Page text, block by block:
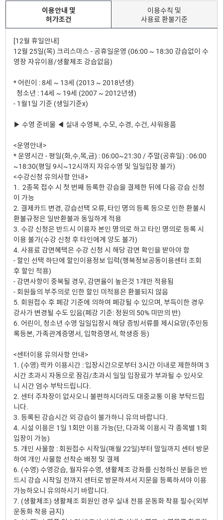
이용안내 및
허가조건
이용수칙 및
사용료 환불기준
[12월 휴일안내]
12월 25일(목) 크리스마스 - 공휴일운영 (06:00 ~ 18:30 강습없이 수
영장 자유이용/생활체조 강습없음)
* 어린이 : 8세 ~ 13세 (2013 ~ 2018년생)
청소년 : 14세 ~ 19세 (2007 ~ 2012년생)
- 1월1일 기준 (생일기준x)
▶ 수영 준비물 ◀ 실내 수영복, 수모, 수경, 수건, 샤워용품
<운영안내>
* 운영시간 - 평일(화,수,목,금) : 06:00~21:30 / 주말(공휴일) : 06:00
~18:30(평일 9시~12시까지 자유수영 및 일일입장 불가)
<수강신청 유의사항 안내>
1. 2종목 접수 시 첫 번째 등록한 강습을 결제한 뒤에 다음 강습 신청
이 가능
2. 결제카드 변경, 강습선택 오류, 타인 명의 등록 등으로 인한 환불시
환불규정은 일반환불과 동일하게 적용
3. 수강 신청은 반드시 이용자 본인 명의로 하고 타인 명의로 등록 시
이용 불가(수강 신청 후 타인에게 양도 불가)
4. 사용료 감면혜택은 수강 신청 시 해당 감면 확인을 받아야 함
- 할인 선택 하단에 할인이용정보 입력(행복정보공동이용센터 조회
후 할인 적용)
- 감면사항이 중복될 경우, 감면율이 높은것 1개만 적용됨
- 회원들의 부주의로 인한 할인 미적용은 환불되지 않음
5. 회원접수 후 폐강 기준에 의하여 폐강될 수 있으며, 부득이한 경우
강사가 변경될 수도 있음(폐강 기준: 정원의 50% 미만의 반)
6. 어린이, 청소년 수영 일일입장시 해당 증빙서류를 제시요망(주민등
록등본, 가족관계증명서, 입학증명서, 학생증 등)
<센터이용 유의사항 안내>
1. (수영) 락카 이용시간 : 입장시간으로부터 3시간 이내로 제한하며 3
시간 초과시 자동으로 잠김/초과시 일일 입장료가 부과될 수 있사오
니 시간 엄수 부탁드립니다.
2. 센터 주차장이 없사오니 불편하시더라도 대중교통 이용 부탁드립
니다.
3. 등록된 강습시간 외 강습이 불가하니 유의 바랍니다.
4. 시설 이용은 1일 1회만 이용 가능(단, 다과목 이용시 각 종목별 1회
입장이 가능)
5. 개인 사물함 : 회원접수 시작일(매월 22일)부터 말일까지 센터 방문
하여 개인 사물함 선착순 배정 및 결제
6. (수영) 수영강습, 월자유수영, 생활체조 강좌를 신청하신 분들은 반
드시 강습 시작일 전까지 센터로 방문하셔서 지문을 등록하셔야 이용
가능하오니 유의하시기 바랍니다.
7. (생활체조) 생활체조 회원인 경우 실내 전용 운동화 착용 필수(외부
운동화 착용 금지)